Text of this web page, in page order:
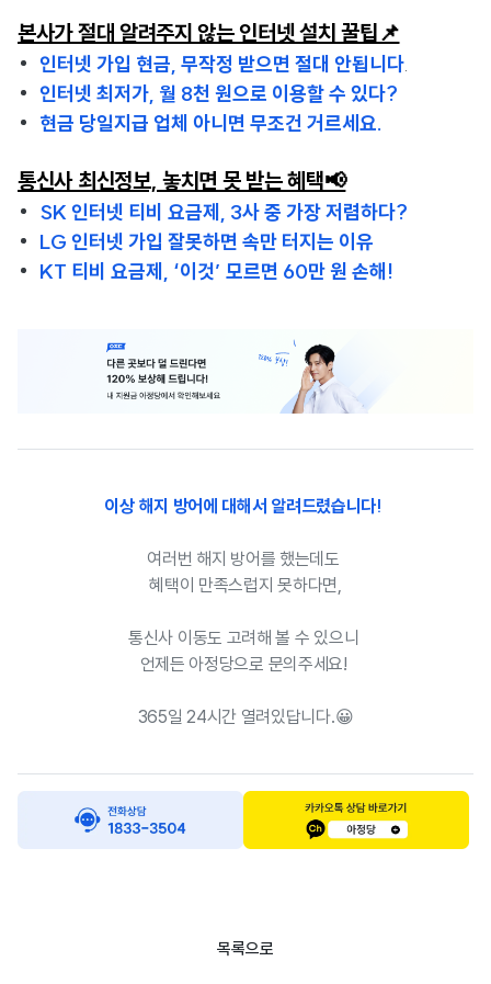
본사가 절대 알려주지 않는 인터넷 설치 꿀팁📌
인터넷 가입 현금, 무작정 받으면 절대 안됩니다.
인터넷 최저가, 월 8천 원으로 이용할 수 있다?
현금 당일지급 업체 아니면 무조건 거르세요.
통신사 최신정보, 놓치면 못 받는 혜택📢
SK 인터넷 티비 요금제, 3사 중 가장 저렴하다?
LG 인터넷 가입 잘못하면 속만 터지는 이유
KT 티비 요금제, ‘이것’ 모르면 60만 원 손해!
이상 해지 방어에 대해서 알려드렸습니다!
여러번 해지 방어를 했는데도
혜택이 만족스럽지 못하다면,
통신사 이동도 고려해 볼 수 있으니
언제든 아정당으로 문의주세요!
365일 24시간 열려있답니다.😀
목록으로